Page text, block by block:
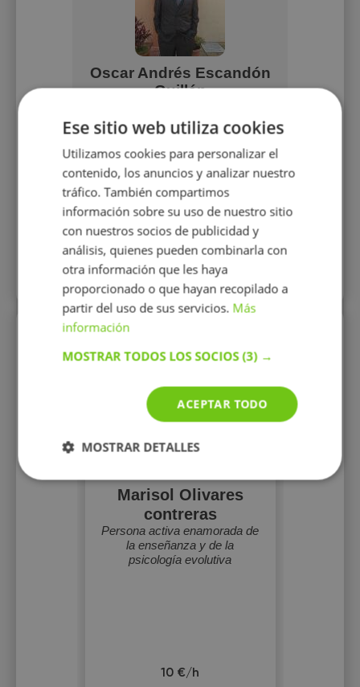
Oscar Andrés Escandón
Guillén
aprendizaje de todo aquel que quiera
12 €/h
Mostrar perfil
Más perfiles similares
Perfiles vistos
Marisol Olivares
contreras
Persona activa enamorada de
la enseñanza y de la
psicología evolutiva
10 €/h
Ese sitio web utiliza cookies
Utilizamos cookies para personalizar el
contenido, los anuncios y analizar nuestro
tráfico. También compartimos
información sobre su uso de nuestro sitio
con nuestros socios de publicidad y
análisis, quienes pueden combinarla con
otra información que les haya
proporcionado o que hayan recopilado a
partir del uso de sus servicios. Más
información
MOSTRAR TODOS LOS SOCIOS(3) →
ACEPTAR TODO
MOSTRAR DETALLES